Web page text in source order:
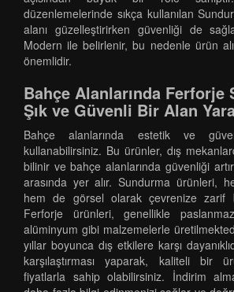
düzenlemelerinde sıkça kullanılan
alanı güzelleştirirken güvenliği de
Modern ile belirlenir, bu nedenle ürün
önemlidir.
Bahçe Alanlarında Ferforje
Şık ve Güvenli Bir Alan
Bahçe alanlarında estetik ve
kullanabilirsiniz. Bu ürünler, dış
bilinir ve bahçe alanlarında güvenliği
arasında yer alır. Sundurma ürünleri,
hem de görsel olarak çevrenize zarif
Ferforje ürünleri, genellikle
alüminyum gibi malzemelerle
yıllar boyunca dış etkilere karşı
karşılaştırması yaparak, kaliteli bir
fiyatlarla sahip olabilirsiniz. İndirim